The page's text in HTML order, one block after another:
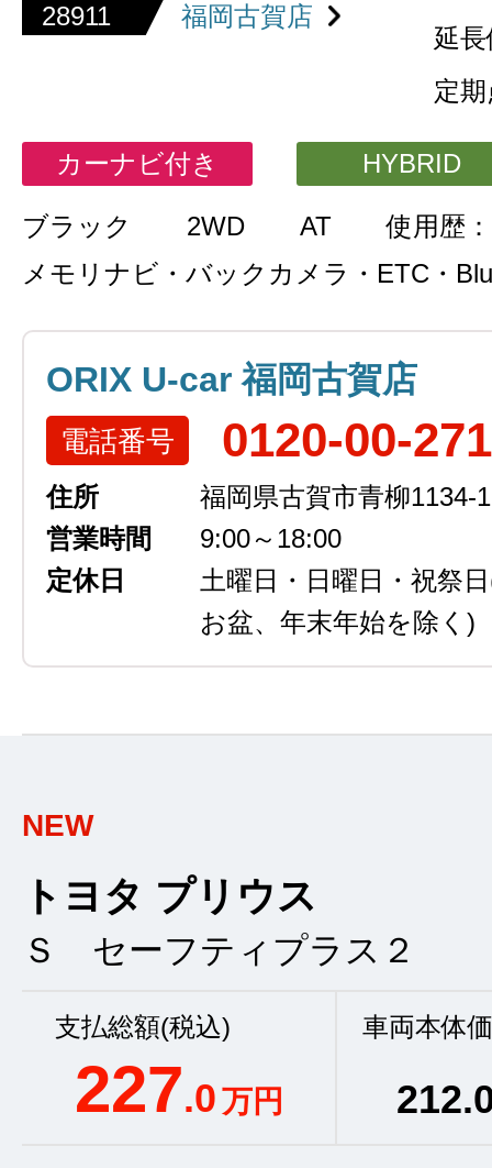
28911 福岡古賀店
延
定
カーナビ付き HYBRID
ブラック 2WD AT
使用歴
メモリナビ・バックカメラ・ETC・
ORIX U-car 福岡古賀店
電話番号 0120-00-
住所
福岡県古賀市青柳1134-1
営業時間
9:00～18:00
定休日
土曜日・日曜日・祝祭日
お盆、年末年始を除く)
NEW
トヨタ プリウス
Ｓ セーフティプラス２
支払総額(税込)
227.0万円
車両本体
212